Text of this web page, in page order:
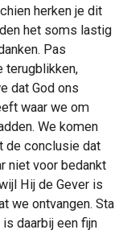
herken je dit
het soms lastig
Pas
terugblikken,
dat God ons
waar we om
We komen
de conclusie dat
niet voor bedankt
Hij de Gever is
we ontvangen. Sta
daarbij een fijn